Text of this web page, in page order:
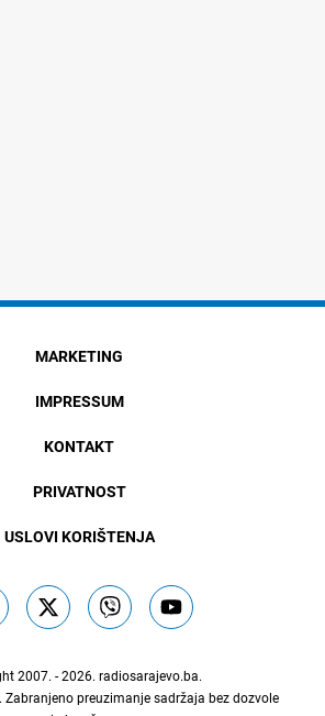
MARKETING
IMPRESSUM
KONTAKT
PRIVATNOST
USLOVI KORIŠTENJA
2007. - 2026. radiosarajevo.ba.
Zabranjeno preuzimanje sadržaja bez dozvole